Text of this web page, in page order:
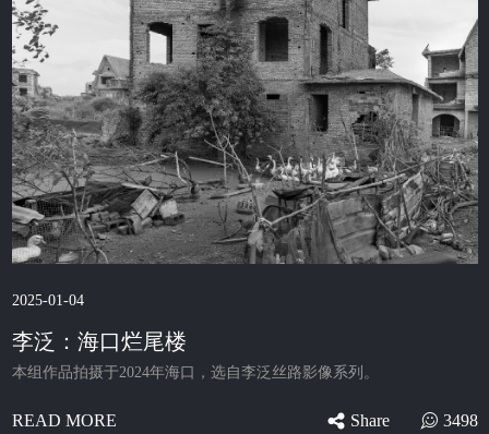
2025-01-04
李泛：海口烂尾楼
本组作品拍摄于2024年海口，选自李泛丝路影像系列。
READ MORE Share 3498